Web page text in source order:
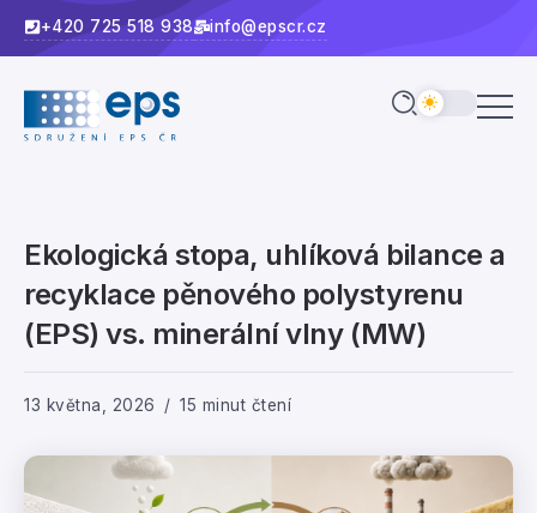
+420 725 518 938 info@epscr.cz
Ekologická stopa, uhlíková bilance a
recyklace pěnového polystyrenu
(EPS) vs. minerální vlny (MW)
13 května, 2026 15 minut čtení